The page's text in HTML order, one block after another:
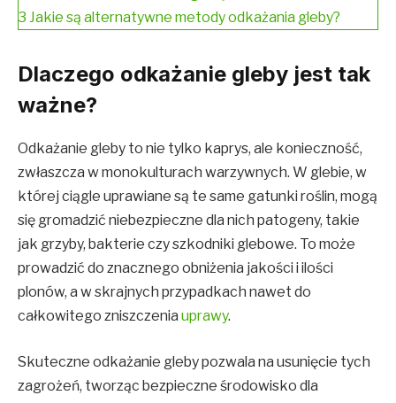
3 Jakie są alternatywne metody odkażania gleby?
Dlaczego odkażanie gleby jest tak
ważne?
Odkażanie gleby to nie tylko kaprys, ale konieczność,
zwłaszcza w monokulturach warzywnych. W glebie, w
której ciągle uprawiane są te same gatunki roślin, mogą
się gromadzić niebezpieczne dla nich patogeny, takie
jak grzyby, bakterie czy szkodniki glebowe. To może
prowadzić do znacznego obniżenia jakości i ilości
plonów, a w skrajnych przypadkach nawet do
całkowitego zniszczenia uprawy.
Skuteczne odkażanie gleby pozwala na usunięcie tych
zagrożeń, tworząc bezpieczne środowisko dla